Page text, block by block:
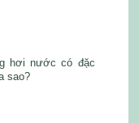
hơi nước có đặc
sao?